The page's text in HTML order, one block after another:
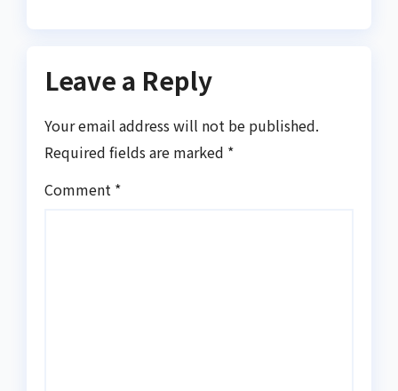
Leave a Reply
Your email address will not be published.
Required fields are marked *
Comment *